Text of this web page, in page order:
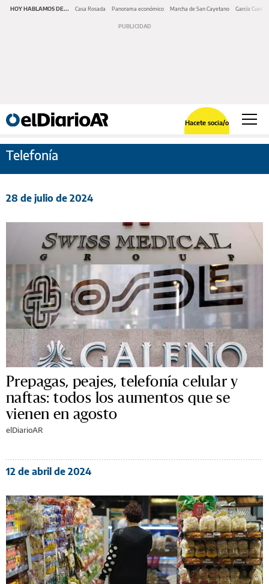
HOY HABLAMOS DE... Casa Rosada Panorama económico Marcha de San Cayetano García Cuerva
Hacete socia/o
Telefonía
28 de julio de 2024
Prepagas, peajes, telefonía celular y
naftas: todos los aumentos que se
vienen en agosto
elDiarioAR
12 de abril de 2024